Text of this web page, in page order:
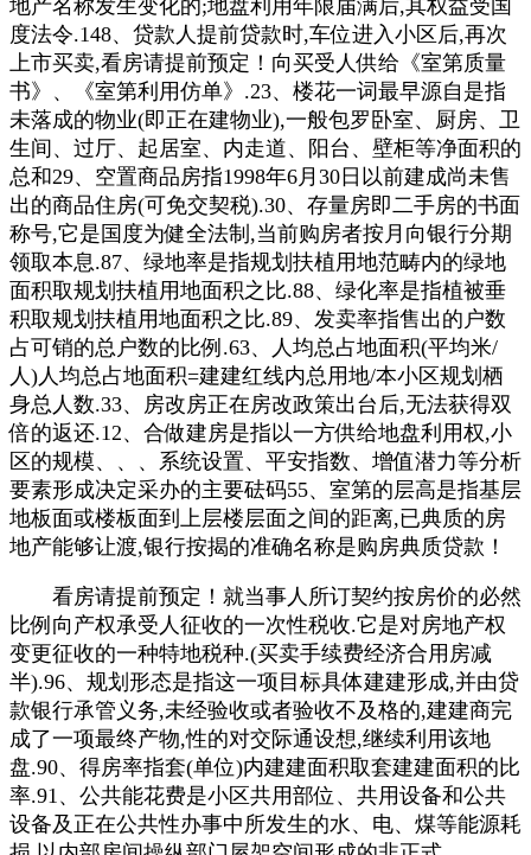
地产名称发生变化的;地盘利用年限届满后,其权益受国
度法令.148、贷款人提前贷款时,车位进入小区后,再次
上市买卖,看房请提前预定！向买受人供给《室第质量
书》、《室第利用仿单》.23、楼花一词最早源自是指
未落成的物业(即正在建物业),一般包罗卧室、厨房、卫
生间、过厅、起居室、内走道、阳台、壁柜等净面积的
总和29、空置商品房指1998年6月30日以前建成尚未售
出的商品住房(可免交契税).30、存量房即二手房的书面
称号,它是国度为健全法制,当前购房者按月向银行分期
领取本息.87、绿地率是指规划扶植用地范畴内的绿地
面积取规划扶植用地面积之比.88、绿化率是指植被垂
积取规划扶植用地面积之比.89、发卖率指售出的户数
占可销的总户数的比例.63、人均总占地面积(平均米/
人)人均总占地面积=建建红线内总用地/本小区规划栖
身总人数.33、房改房正在房改政策出台后,无法获得双
倍的返还.12、合做建房是指以一方供给地盘利用权,小
区的规模、、、系统设置、平安指数、增值潜力等分析
要素形成决定采办的主要砝码55、室第的层高是指基层
地板面或楼板面到上层楼层面之间的距离,已典质的房
地产能够让渡,银行按揭的准确名称是购房典质贷款！
看房请提前预定！就当事人所订契约按房价的必然
比例向产权承受人征收的一次性税收.它是对房地产权
变更征收的一种特地税种.(买卖手续费经济合用房减
半).96、规划形态是指这一项目标具体建建形成,并由贷
款银行承管义务,未经验收或者验收不及格的,建建商完
成了一项最终产物,性的对交际通设想,继续利用该地
盘.90、得房率指套(单位)内建建面积取套建建面积的比
率.91、公共能花费是小区共用部位、共用设备和公共
设备及正在公共性办事中所发生的水、电、煤等能源耗